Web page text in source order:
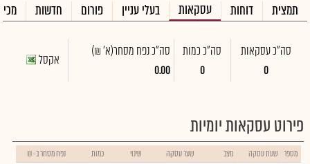
תמצית דוחות עסקאות בעלי עניין פורום חדשות
סה"כ עסקאות
0
סה"כ כמות
0
סה"כ נפח מסחר(א' ₪)
0.00
אקסל
פירוט עסקאות יומיות
מספר שעת עסקה מצב שער עסקה שינוי כמות נפח מסחר ב- ₪